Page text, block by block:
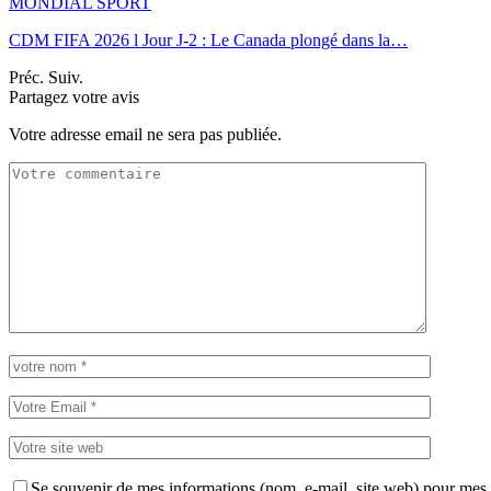
CDM FIFA 2026 l Jour J-2 : Le Canada plongé dans la…
Préc. Suiv.
Partagez votre avis
Votre adresse email ne sera pas publiée.